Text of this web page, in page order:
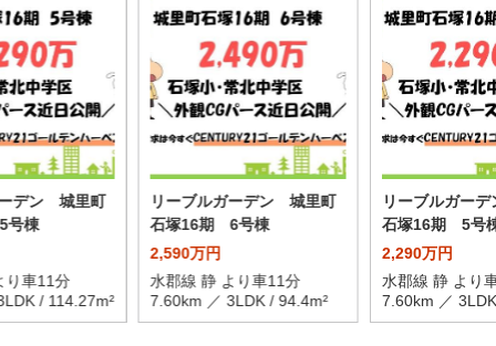
デン 城里町
号棟
り車11分
/ 114.27m²
リーブルガーデン 城里町
石塚16期 6号棟
2,590万円
水郡線 静 より車11分
7.60km ／ 3LDK / 94.4m²
リーブルガー
石塚16期 5号
2,290万円
水郡線 静 より
7.60km ／